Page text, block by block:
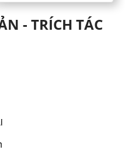
- TRÍCH TÁC